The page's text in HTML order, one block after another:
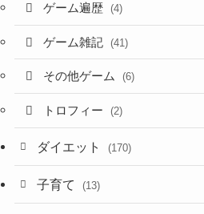
ゲーム遍歴 (4)
ゲーム雑記 (41)
その他ゲーム (6)
トロフィー (2)
ダイエット (170)
子育て (13)